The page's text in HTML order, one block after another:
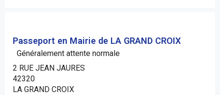
Passeport en Mairie de LA GRAND CROIX
Généralement attente normale
2 RUE JEAN JAURES
42320
LA GRAND CROIX